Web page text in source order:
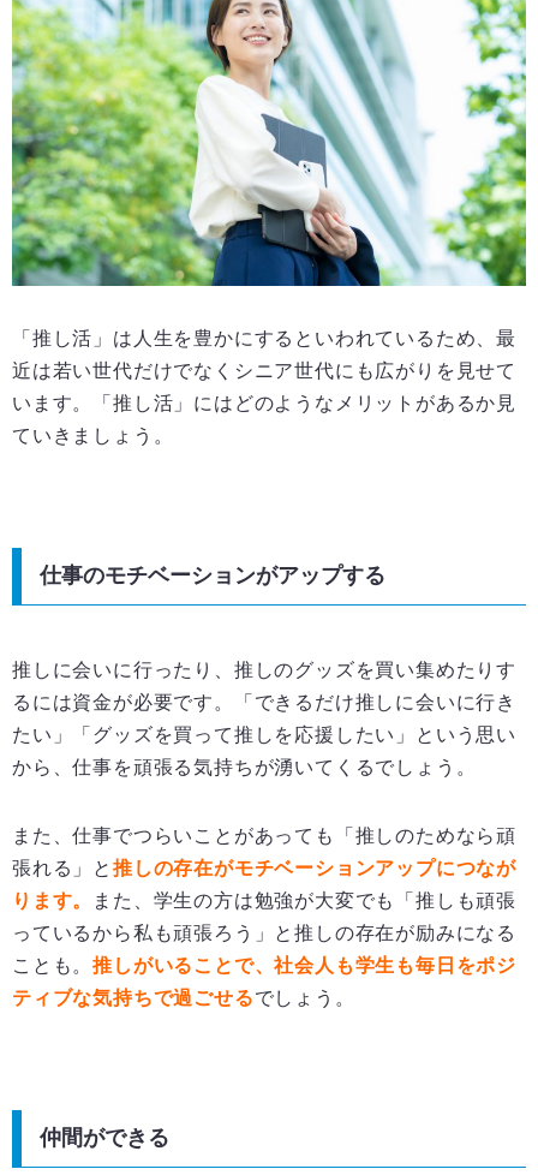
「推し活」は人生を豊かにするといわれているため、最
近は若い世代だけでなくシニア世代にも広がりを見せて
います。「推し活」にはどのようなメリットがあるか見
ていきましょう。
仕事のモチベーションがアップする
推しに会いに行ったり、推しのグッズを買い集めたりす
るには資金が必要です。「できるだけ推しに会いに行き
たい」「グッズを買って推しを応援したい」という思い
から、仕事を頑張る気持ちが湧いてくるでしょう。
また、仕事でつらいことがあっても「推しのためなら頑
張れる」と 推しの存在がモチベーションアップにつなが
ります。
また、学生の方は勉強が大変でも「推しも頑張
っているから私も頑張ろう」と推しの存在が励みになる
ことも。推しがいることで、社会人も学生も毎日をポジ
ティブな気持ちで過ごせるでしょう。
仲間ができる